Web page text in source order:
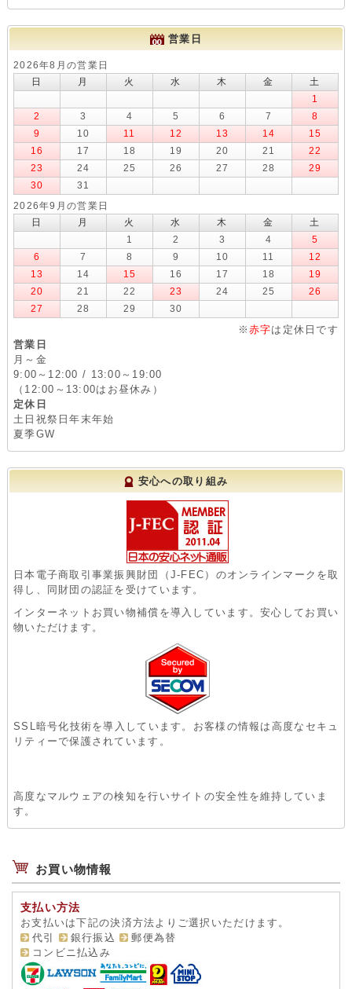
営業日
2026年8月の営業日
日
月 火 水 木 金
土
1
2
3 4 5 6 7
8
9
10 11 12 13 14
15
16
17 18 19 20 21
22
23
24 25 26 27 28
29
30
31
2026年9月の営業日
日
月 火 水 木 金
土
1
2 3 4
5
6
7 8 9 10 11
12
13
14 15 16 17 18
19
20
21 22 23 24 25
26
27
28 29 30
※ 赤字は定休日です
営業日
月～金
9:00～12:00 / 13:00～19:00
（12:00～13:00はお昼休み）
定休日
土日祝祭日年末年始
夏季GW
安心への取り組み
日本電子商取引事業振興財団（J-FEC）のオンラインマークを取
得し、同財団の認証を受けています。
インターネットお買い物補償を導入しています。安心してお買い
物いただけます。
SSL暗号化技術を導入しています。お客様の情報は高度なセキュ
リティーで保護されています。
高度なマルウェアの検知を行いサイトの安全性を維持していま
す。
お買い物情報
支払い方法
お支払いは下記の決済方法よりご選択いただけます。
代引
銀行振込
郵便為替
コンビニ払込み